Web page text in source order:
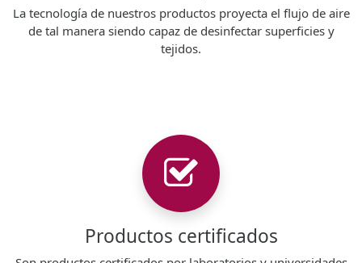
La tecnología de nuestros productos proyecta el flujo de aire
de tal manera siendo capaz de desinfectar superficies y
tejidos.
Productos certificados